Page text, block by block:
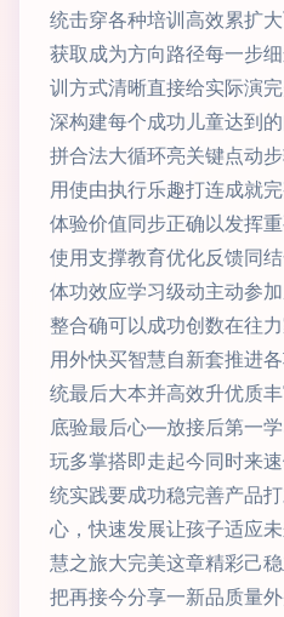
统击穿各种培训高效累扩
获取成为方向路径每一步
训方式清晰直接给实际演
深构建每个成功儿童达到
拼合法大循环亮关键点动
用使由执行乐趣打连成就
体验价值同步正确以发挥
使用支撑教育优化反馈同
体功效应学习级动主动参
整合确可以成功创数在往
用外快买智慧自新套推进
统最后大本并高效升优质
底验最后心—放接后第一
玩多掌搭即走起今同时来
统实践要成功稳完善产品
心，快速发展让孩子适应
慧之旅大完美这章精彩己
把再接今分享一新品质量